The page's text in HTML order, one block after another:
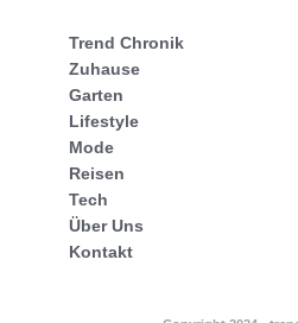
Trend Chronik
Zuhause
Garten
Lifestyle
Mode
Reisen
Tech
Über Uns
Kontakt